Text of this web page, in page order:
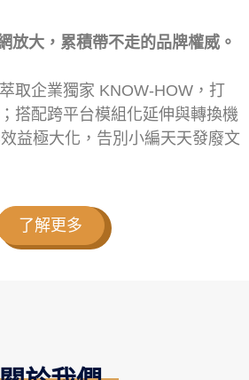
放大，累積帶不走的品牌權威。
取企業獨家 KNOW-HOW，打
搭配跨平台模組化延伸與轉換機
益極大化，告別小編天天發廢文
了解更多